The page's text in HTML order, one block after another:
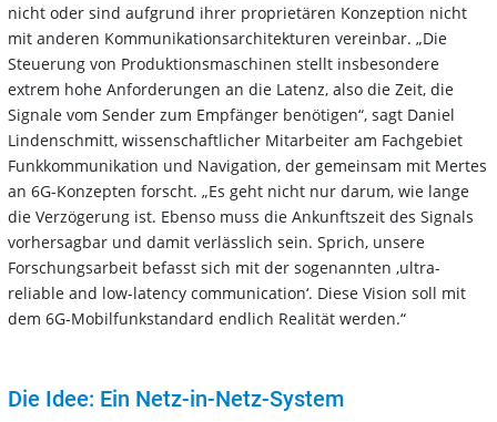
nicht oder sind aufgrund ihrer proprietären Konzeption nicht
mit anderen Kommunikationsarchitekturen vereinbar. „Die
Steuerung von Produktionsmaschinen stellt insbesondere
extrem hohe Anforderungen an die Latenz, also die Zeit, die
Signale vom Sender zum Empfänger benötigen“, sagt Daniel
Lindenschmitt, wissenschaftlicher Mitarbeiter am Fachgebiet
Funkkommunikation und Navigation, der gemeinsam mit Mertes
an 6G-Konzepten forscht. „Es geht nicht nur darum, wie lange
die Verzögerung ist. Ebenso muss die Ankunftszeit des Signals
vorhersagbar und damit verlässlich sein. Sprich, unsere
Forschungsarbeit befasst sich mit der sogenannten ‚ultra-
reliable and low-latency communication‘. Diese Vision soll mit
dem 6G-Mobilfunkstandard endlich Realität werden.“
Die Idee: Ein Netz-in-Netz-System